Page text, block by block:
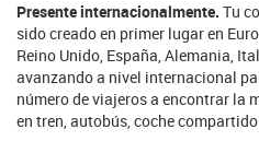
Presente internacionalmente. Tu
sido creado en primer lugar en
Reino Unido, España, Alemania,
avanzando a nivel internacional
número de viajeros a encontrar la
en tren, autobús, coche